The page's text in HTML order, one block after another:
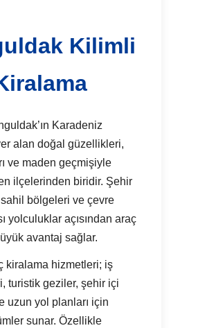
Kilimli
Karadeniz
yer alan doğal güzellikleri,
ve maden geçmişiyle
ilçelerinden biridir. Şehir
sahil bölgeleri ve çevre
yolculuklar açısından araç
avantaj sağlar.
kiralama hizmetleri; iş
turistik geziler, şehir içi
uzun yol planları için
sunar. Özellikle